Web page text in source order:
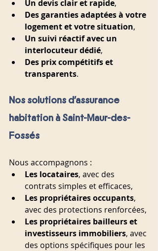
Un devis clair et rapide,
Des garanties adaptées à votre
logement et votre situation,
Un suivi réactif avec un
interlocuteur dédié,
Des prix compétitifs et
transparents.
Nos solutions d’assurance
habitation à Saint-Maur-des-
Fossés
Nous accompagnons :
Les locataires, avec des
contrats simples et efficaces,
Les propriétaires occupants,
avec des protections renforcées,
Les propriétaires bailleurs et
investisseurs immobiliers, avec
des options spécifiques pour les